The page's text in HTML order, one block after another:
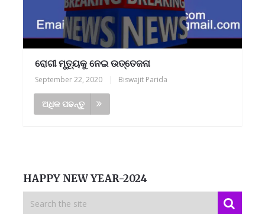
ରୋଗୀ ମୃତ୍ୟୁକୁ ନେଇ ଉତ୍ତେଜନା
September 22, 2020 Biswajit Parida
ଅଧିକ ପଢନ୍ତୁ
HAPPY NEW YEAR-2024